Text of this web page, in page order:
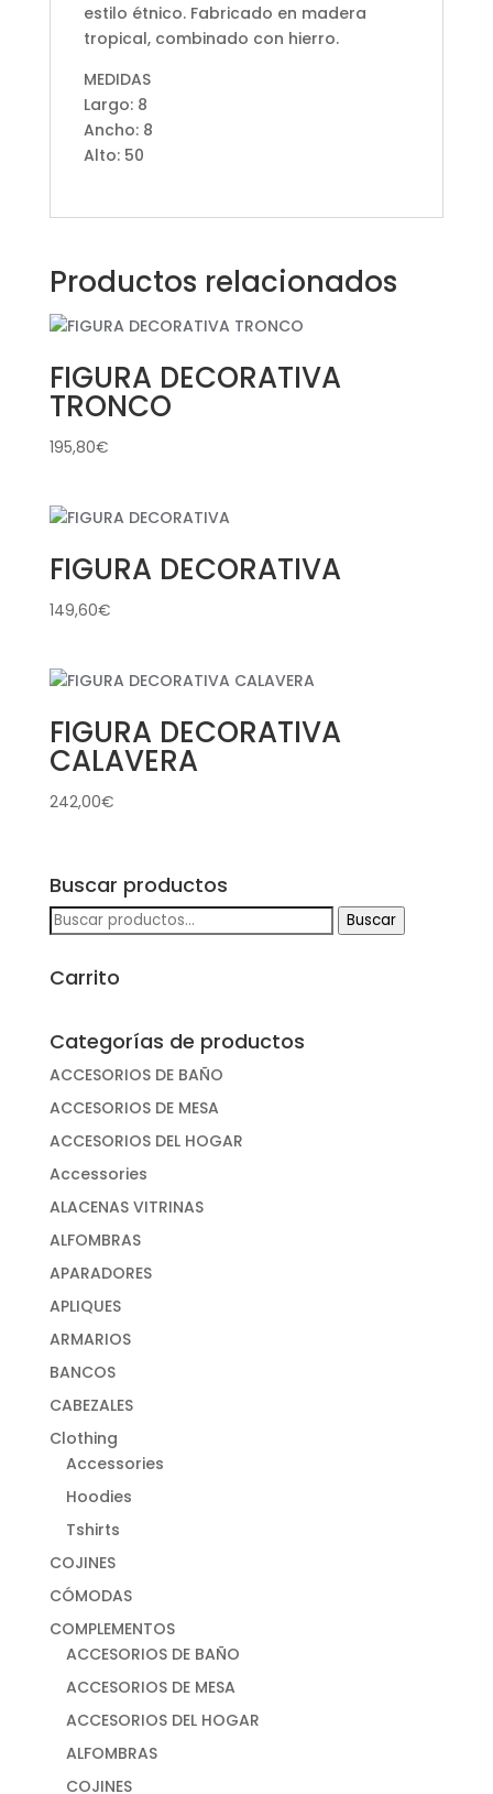
estilo étnico. Fabricado en madera
tropical, combinado con hierro.
MEDIDAS
Largo: 8
Ancho: 8
Alto: 50
Productos relacionados
FIGURA DECORATIVA
TRONCO
195,80€
FIGURA DECORATIVA
149,60€
FIGURA DECORATIVA
CALAVERA
242,00€
Buscar productos
Buscar
Buscar
Carrito
Categorías de productos
ACCESORIOS DE BAÑO
ACCESORIOS DE MESA
ACCESORIOS DEL HOGAR
Accessories
ALACENAS VITRINAS
ALFOMBRAS
APARADORES
APLIQUES
ARMARIOS
BANCOS
CABEZALES
Clothing
Accessories
Hoodies
Tshirts
COJINES
CÓMODAS
COMPLEMENTOS
ACCESORIOS DE BAÑO
ACCESORIOS DE MESA
ACCESORIOS DEL HOGAR
ALFOMBRAS
COJINES